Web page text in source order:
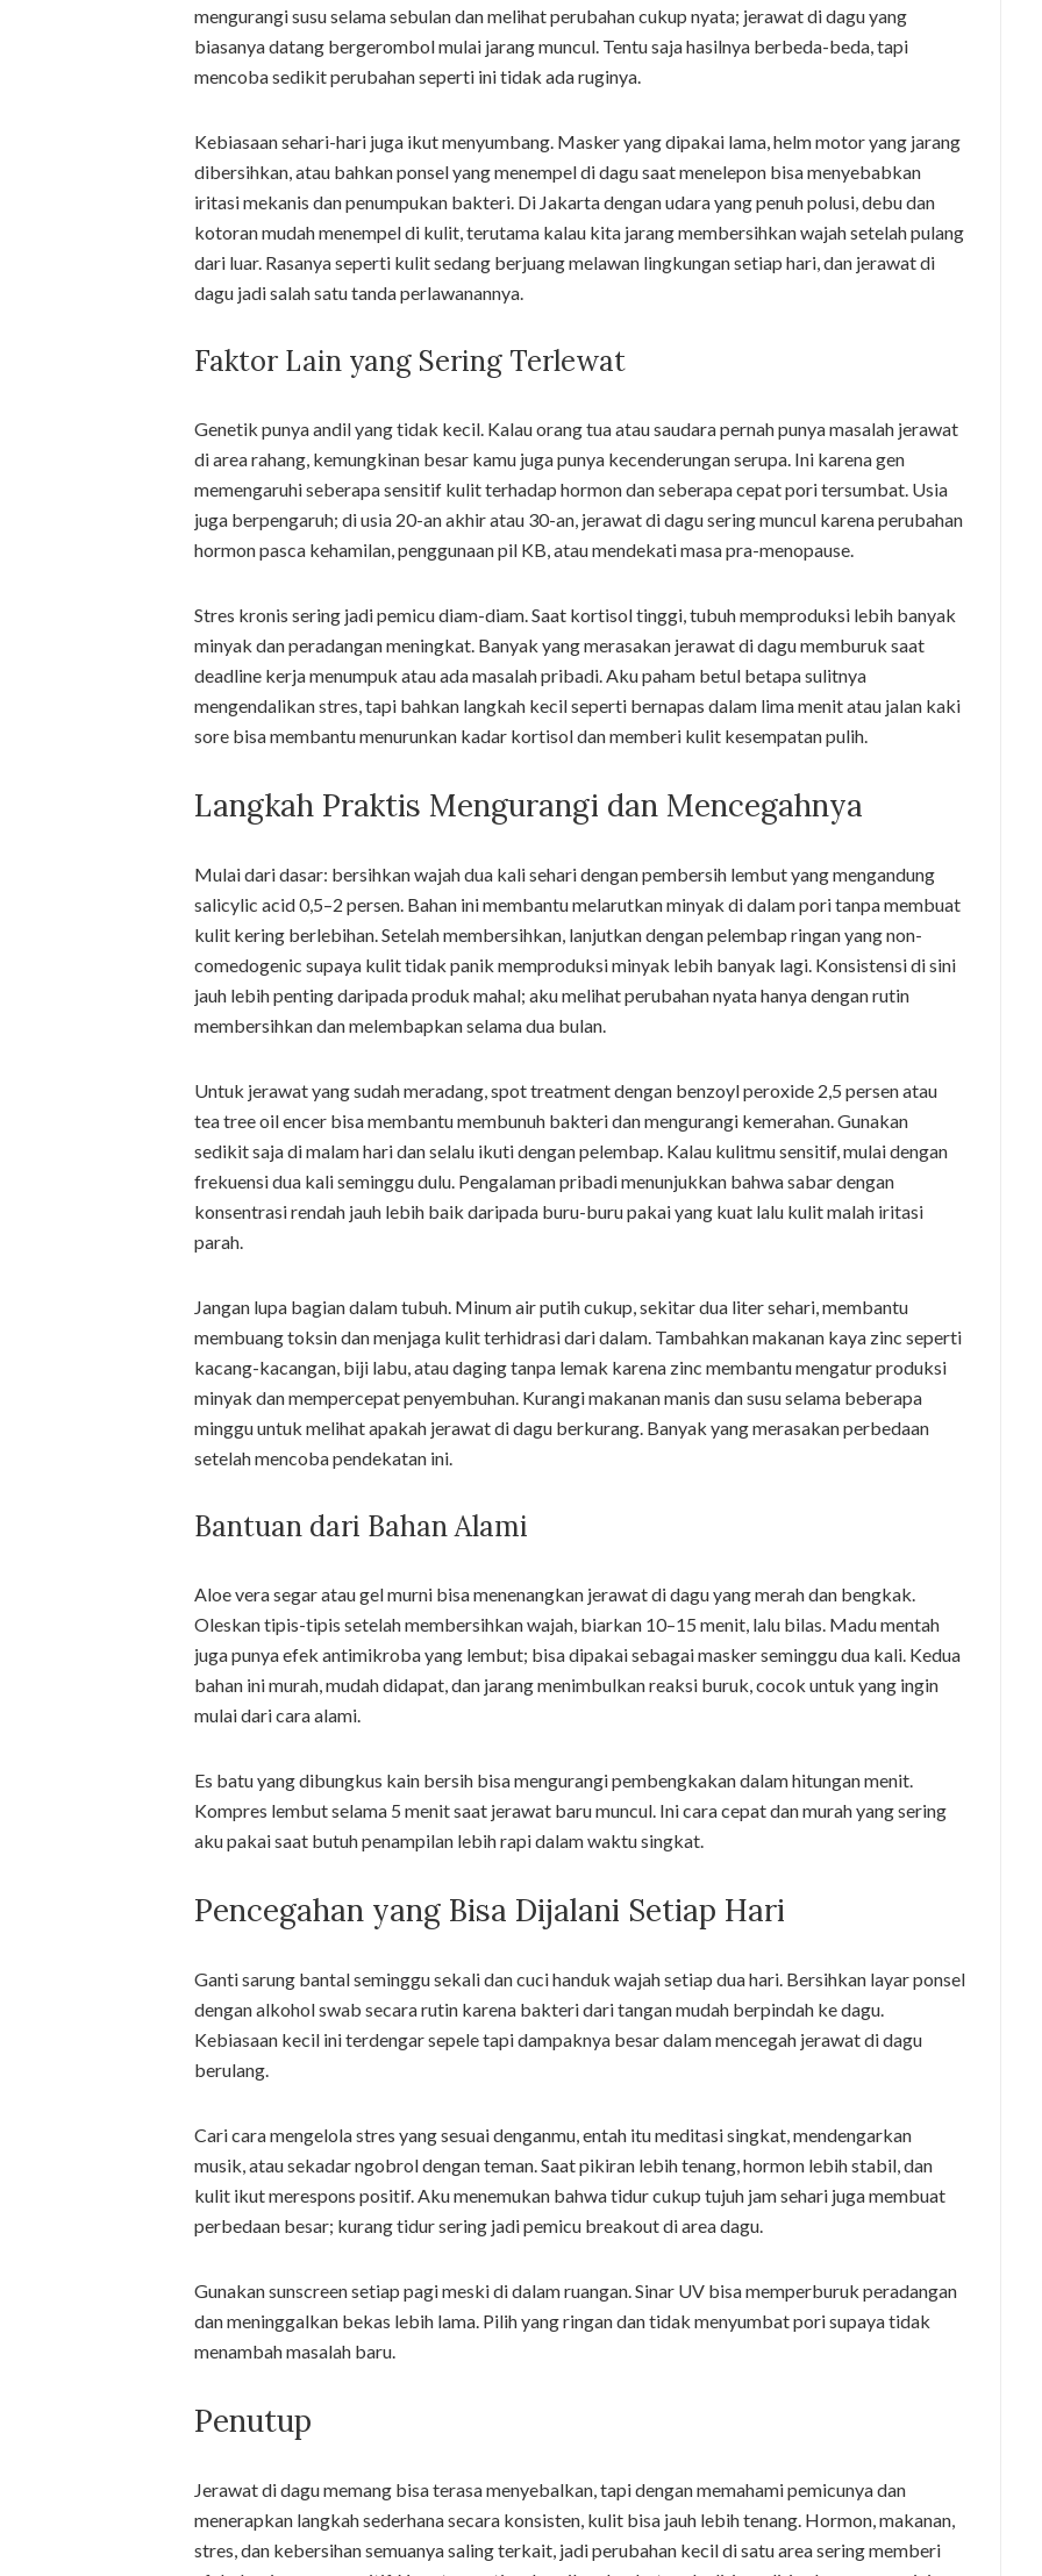
mengurangi susu selama sebulan dan melihat perubahan cukup nyata; jerawat di dagu yang
biasanya datang bergerombol mulai jarang muncul. Tentu saja hasilnya berbeda-beda, tapi
mencoba sedikit perubahan seperti ini tidak ada ruginya.
Kebiasaan sehari-hari juga ikut menyumbang. Masker yang dipakai lama, helm motor yang jarang
dibersihkan, atau bahkan ponsel yang menempel di dagu saat menelepon bisa menyebabkan
iritasi mekanis dan penumpukan bakteri. Di Jakarta dengan udara yang penuh polusi, debu dan
kotoran mudah menempel di kulit, terutama kalau kita jarang membersihkan wajah setelah pulang
dari luar. Rasanya seperti kulit sedang berjuang melawan lingkungan setiap hari, dan jerawat di
dagu jadi salah satu tanda perlawanannya.
Faktor Lain yang Sering Terlewat
Genetik punya andil yang tidak kecil. Kalau orang tua atau saudara pernah punya masalah jerawat
di area rahang, kemungkinan besar kamu juga punya kecenderungan serupa. Ini karena gen
memengaruhi seberapa sensitif kulit terhadap hormon dan seberapa cepat pori tersumbat. Usia
juga berpengaruh; di usia 20-an akhir atau 30-an, jerawat di dagu sering muncul karena perubahan
hormon pasca kehamilan, penggunaan pil KB, atau mendekati masa pra-menopause.
Stres kronis sering jadi pemicu diam-diam. Saat kortisol tinggi, tubuh memproduksi lebih banyak
minyak dan peradangan meningkat. Banyak yang merasakan jerawat di dagu memburuk saat
deadline kerja menumpuk atau ada masalah pribadi. Aku paham betul betapa sulitnya
mengendalikan stres, tapi bahkan langkah kecil seperti bernapas dalam lima menit atau jalan kaki
sore bisa membantu menurunkan kadar kortisol dan memberi kulit kesempatan pulih.
Langkah Praktis Mengurangi dan Mencegahnya
Mulai dari dasar: bersihkan wajah dua kali sehari dengan pembersih lembut yang mengandung
salicylic acid 0,5–2 persen. Bahan ini membantu melarutkan minyak di dalam pori tanpa membuat
kulit kering berlebihan. Setelah membersihkan, lanjutkan dengan pelembap ringan yang non-
comedogenic supaya kulit tidak panik memproduksi minyak lebih banyak lagi. Konsistensi di sini
jauh lebih penting daripada produk mahal; aku melihat perubahan nyata hanya dengan rutin
membersihkan dan melembapkan selama dua bulan.
Untuk jerawat yang sudah meradang, spot treatment dengan benzoyl peroxide 2,5 persen atau
tea tree oil encer bisa membantu membunuh bakteri dan mengurangi kemerahan. Gunakan
sedikit saja di malam hari dan selalu ikuti dengan pelembap. Kalau kulitmu sensitif, mulai dengan
frekuensi dua kali seminggu dulu. Pengalaman pribadi menunjukkan bahwa sabar dengan
konsentrasi rendah jauh lebih baik daripada buru-buru pakai yang kuat lalu kulit malah iritasi
parah.
Jangan lupa bagian dalam tubuh. Minum air putih cukup, sekitar dua liter sehari, membantu
membuang toksin dan menjaga kulit terhidrasi dari dalam. Tambahkan makanan kaya zinc seperti
kacang-kacangan, biji labu, atau daging tanpa lemak karena zinc membantu mengatur produksi
minyak dan mempercepat penyembuhan. Kurangi makanan manis dan susu selama beberapa
minggu untuk melihat apakah jerawat di dagu berkurang. Banyak yang merasakan perbedaan
setelah mencoba pendekatan ini.
Bantuan dari Bahan Alami
Aloe vera segar atau gel murni bisa menenangkan jerawat di dagu yang merah dan bengkak.
Oleskan tipis-tipis setelah membersihkan wajah, biarkan 10–15 menit, lalu bilas. Madu mentah
juga punya efek antimikroba yang lembut; bisa dipakai sebagai masker seminggu dua kali. Kedua
bahan ini murah, mudah didapat, dan jarang menimbulkan reaksi buruk, cocok untuk yang ingin
mulai dari cara alami.
Es batu yang dibungkus kain bersih bisa mengurangi pembengkakan dalam hitungan menit.
Kompres lembut selama 5 menit saat jerawat baru muncul. Ini cara cepat dan murah yang sering
aku pakai saat butuh penampilan lebih rapi dalam waktu singkat.
Pencegahan yang Bisa Dijalani Setiap Hari
Ganti sarung bantal seminggu sekali dan cuci handuk wajah setiap dua hari. Bersihkan layar ponsel
dengan alkohol swab secara rutin karena bakteri dari tangan mudah berpindah ke dagu.
Kebiasaan kecil ini terdengar sepele tapi dampaknya besar dalam mencegah jerawat di dagu
berulang.
Cari cara mengelola stres yang sesuai denganmu, entah itu meditasi singkat, mendengarkan
musik, atau sekadar ngobrol dengan teman. Saat pikiran lebih tenang, hormon lebih stabil, dan
kulit ikut merespons positif. Aku menemukan bahwa tidur cukup tujuh jam sehari juga membuat
perbedaan besar; kurang tidur sering jadi pemicu breakout di area dagu.
Gunakan sunscreen setiap pagi meski di dalam ruangan. Sinar UV bisa memperburuk peradangan
dan meninggalkan bekas lebih lama. Pilih yang ringan dan tidak menyumbat pori supaya tidak
menambah masalah baru.
Penutup
Jerawat di dagu memang bisa terasa menyebalkan, tapi dengan memahami pemicunya dan
menerapkan langkah sederhana secara konsisten, kulit bisa jauh lebih tenang. Hormon, makanan,
stres, dan kebersihan semuanya saling terkait, jadi perubahan kecil di satu area sering memberi